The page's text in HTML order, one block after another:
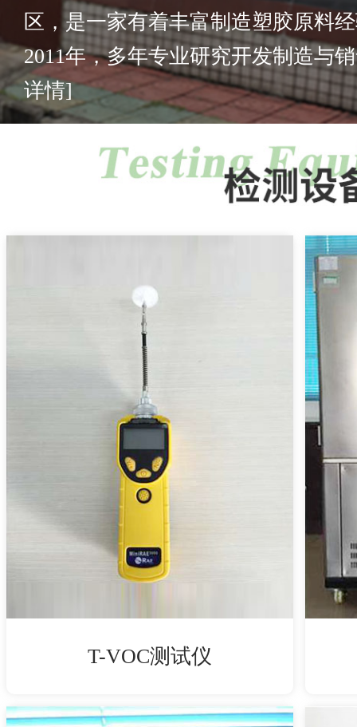
区，是一家有着丰富制造塑胶原料
2011年，多年专业研究开发制造与
详情]
T-VOC测试仪